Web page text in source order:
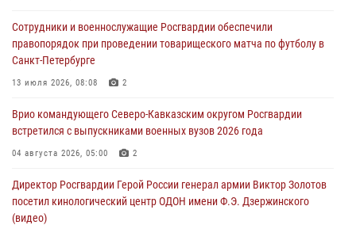
угрожавшего подростку травматическим пистолетом
06 августа 2026, 11:33 1
В Зауралье при содействии СОБР Росгвардии ликвидирована
06 августа 2026, 11:27
В Москве росгвардейцы задержали троих мужчин, устроивших
06 августа 2026, 11:20 1
Сотрудники и военнослужащие Росгвардии обеспечили
правопорядок при проведении товарищеского матча по футболу в
Санкт-Петербурге
13 июля 2026, 08:08 2
Врио командующего Северо-Кавказским округом Росгвардии
встретился с выпускниками военных вузов 2026 года
04 августа 2026, 05:00 2
Директор Росгвардии Герой России генерал армии Виктор Золотов
посетил кинологический центр ОДОН имени Ф.Э. Дзержинского
(видео)